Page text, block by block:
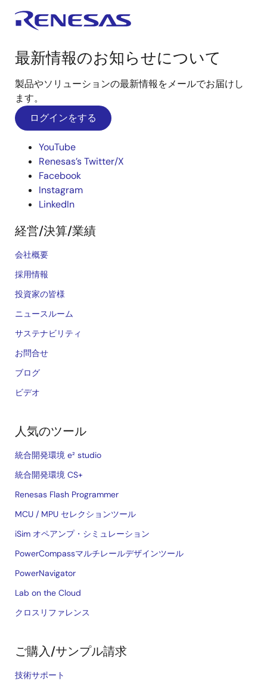
最新情報のお知らせについて
製品やソリューションの最新情報をメールでお届けし
ます。
ログインをする
YouTube
Renesas’s Twitter/X
Facebook
Instagram
LinkedIn
経営/決算/業績
会社概要
採用情報
投資家の皆様
ニュースルーム
サステナビリティ
お問合せ
ブログ
ビデオ
人気のツール
統合開発環境 e² studio
統合開発環境 CS+
Renesas Flash Programmer
MCU / MPU セレクションツール
iSim オペアンプ・シミュレーション
PowerCompassマルチレールデザインツール
PowerNavigator
Lab on the Cloud
クロスリファレンス
ご購入/サンプル請求
技術サポート